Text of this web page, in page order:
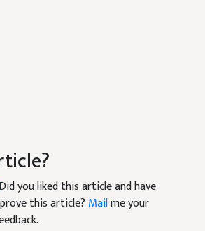
you liked this article and have
this article? Mailme your